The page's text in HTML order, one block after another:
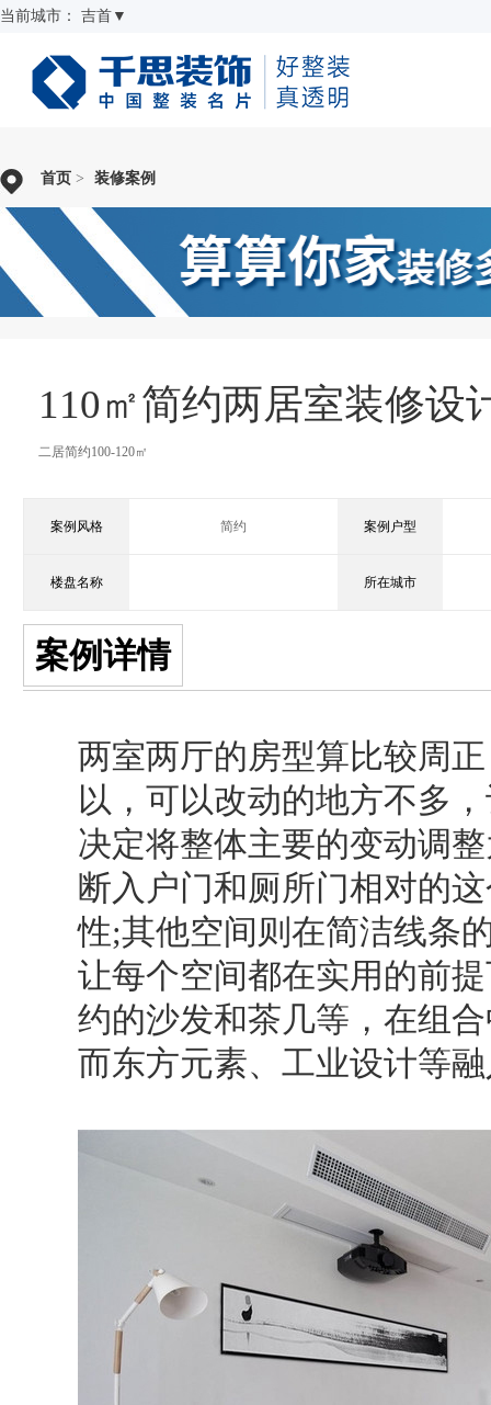
当前城市： 吉首 ▼
首页 > 装修案例
110㎡简约两居室装修设
二居简约100-120㎡
案例风格 简约 案例户型
楼盘名称 所在城市
案例详情
两室两厅的房型算比较周
以，可以改动的地方不多
决定将整体主要的变动调
断入户门和厕所门相对的
性;其他空间则在简洁线条
让每个空间都在实用的前
约的沙发和茶几等，在组
而东方元素、工业设计等